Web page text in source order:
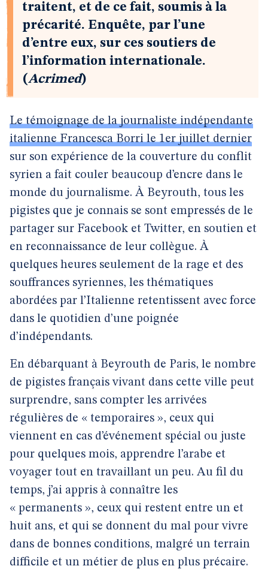
traitent, et de ce fait, soumis à la
précarité. Enquête, par l’une
d’entre eux, sur ces soutiers de
l’information internationale.
(Acrimed)
Le témoignage de la journaliste indépendante
italienne Francesca Borri le 1er juillet dernier
sur son expérience de la couverture du conflit
syrien a fait couler beaucoup d’encre dans le
monde du journalisme. À Beyrouth, tous les
pigistes que je connais se sont empressés de le
partager sur Facebook et Twitter, en soutien et
en reconnaissance de leur collègue. À
quelques heures seulement de la rage et des
souffrances syriennes, les thématiques
abordées par l’Italienne retentissent avec force
dans le quotidien d’une poignée
d’indépendants.
En débarquant à Beyrouth de Paris, le nombre
de pigistes français vivant dans cette ville peut
surprendre, sans compter les arrivées
régulières de « temporaires », ceux qui
viennent en cas d’événement spécial ou juste
pour quelques mois, apprendre l’arabe et
voyager tout en travaillant un peu. Au fil du
temps, j’ai appris à connaître les
« permanents », ceux qui restent entre un et
huit ans, et qui se donnent du mal pour vivre
dans de bonnes conditions, malgré un terrain
difficile et un métier de plus en plus précaire.